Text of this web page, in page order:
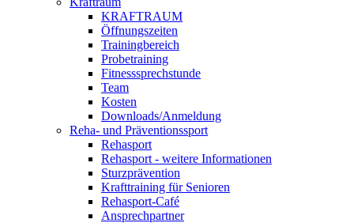
KRAFTRAUM
Öffnungszeiten
Trainingbereich
Probetraining
Fitnesssprechstunde
Team
Kosten
Downloads/Anmeldung
Reha- und Präventionssport
Rehasport
Rehasport - weitere Informationen
Sturzprävention
Krafttraining für Senioren
Rehasport-Café
Ansprechpartner